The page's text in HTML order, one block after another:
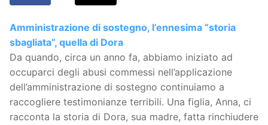
Amministrazione di sostegno, l’ennesima “storia
sbagliata”, quella di Dora
Da quando, circa un anno fa, abbiamo iniziato ad
occuparci degli abusi commessi nell’applicazione
dell’amministrazione di sostegno continuiamo a
raccogliere testimonianze terribili. Una figlia, Anna, ci
racconta la storia di Dora, sua madre, fatta rinchiudere